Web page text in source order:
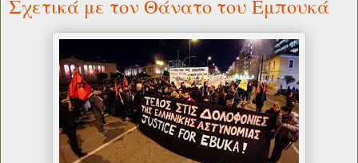
Σχετικά με τον Θάνατο του Εμπουκά